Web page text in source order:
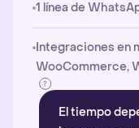
1 línea de
Integraciones en
WooCommerce,
El tiempo